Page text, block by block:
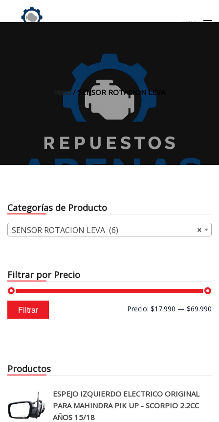
MENU
Inicio/ SENSOR ROTACION LEVA
Categorías de Producto
×
SENSOR ROTACION LEVA (6)
Filtrar por Precio
Precio
mínimo
Precio
máximo
Filtrar Precio: $17.990 — $69.990
Productos
ESPEJO IZQUIERDO ELECTRICO ORIGINAL
PARA MAHINDRA PIK UP - SCORPIO 2.2CC
AÑOS 15/18